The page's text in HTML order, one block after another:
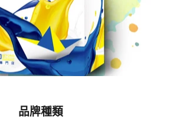
品牌種類